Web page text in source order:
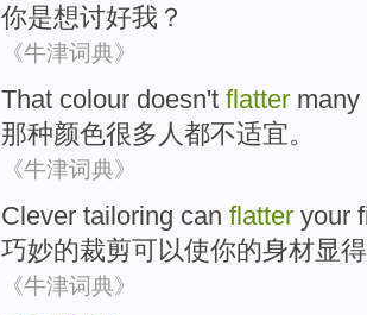
你是想讨好我 ？
《牛津词典》
That colour doesn't flatter many
那种颜色很多 人 都不适宜。
《牛津词典》
Clever tailoring can flatter your
巧妙的裁剪可以使你的身材显
《牛津词典》